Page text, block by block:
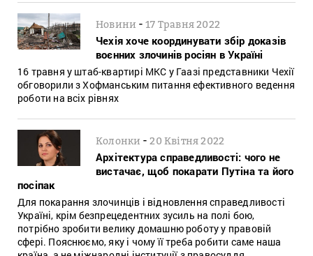
Новини -17 Травня 2022
Чехія хоче координувати збір доказів
воєнних злочинів росіян в Україні
16 травня у штаб-квартирі МКС у Гаазі представники Чехії
обговорили з Хофманським питання ефективного ведення
роботи на всіх рівнях
Колонки -20 Квітня 2022
Архітектура справедливості: чого не
вистачає, щоб покарати Путіна та його
посіпак
Для покарання злочинців і відновлення справедливості
Україні, крім безпрецедентних зусиль на полі бою,
потрібно зробити велику домашню роботу у правовій
сфері. Пояснюємо, яку і чому її треба робити саме наша